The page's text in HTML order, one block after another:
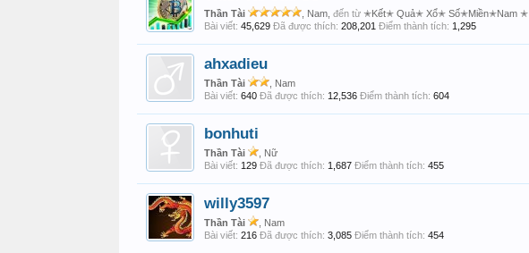
Thần Tài , Nam, đến từ ✭Kết✭ Quả✭ Xổ✭ Số✭Miền✭Nam ✭
Bài viết: 45,629 Đã được thích: 208,201 Điểm thành tích: 1,295
ahxadieu
Thần Tài
, Nam
Bài viết: 640 Đã được thích: 12,536 Điểm thành tích: 604
bonhuti
Thần Tài
, Nữ
Bài viết: 129 Đã được thích: 1,687 Điểm thành tích: 455
willy3597
Thần Tài
, Nam
Bài viết: 216 Đã được thích: 3,085 Điểm thành tích: 454